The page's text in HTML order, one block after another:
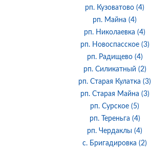
рп. Кузоватово (4)
рп. Майна (4)
рп. Николаевка (4)
рп. Новоспасское (3)
рп. Радищево (4)
рп. Силикатный (2)
рп. Старая Кулатка (3)
рп. Старая Майна (3)
рп. Сурское (5)
рп. Тереньга (4)
рп. Чердаклы (4)
с. Бригадировка (2)